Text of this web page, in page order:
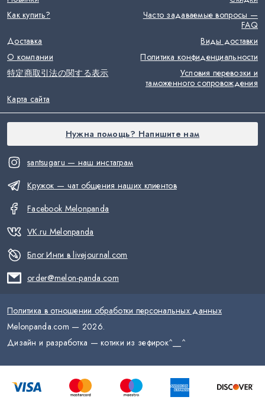
santsugaru — наш инстаграм
Кружок — чат общения наших клиентов
Facebook Melonpanda
VK.ru Melonpanda
Блог Инги в livejournal.com
order@melon-panda.com
Как купить?
Часто задаваемые вопросы —
FAQ
Доставка
Виды доставки
О компании
Политика конфиденциальности
特定商取引法の関する表示
Условия перевозки и
таможенного сопровождения
Карта сайта
Нужна помощь? Напишите нам
Политика в отношении обработки персональных данных
Melonpanda.com — 2026.
Дизайн и разработка — котики из зефирок^__^